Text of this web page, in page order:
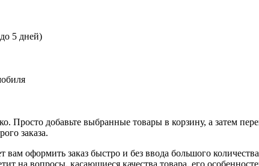
5 дней)
Просто добавьте выбранные товары в корзину, а затем
заказа.
вам оформить заказ быстро и без ввода большого
на вопросы, касающиеся качества товара, его